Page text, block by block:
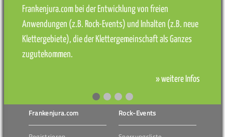
Frankenjura.com bei der Entwicklung von freien
Anwendungen (z.B. Rock-Events) und Inhalten (z.B. neue
Klettergebiete), die der Klettergemeinschaft als Ganzes
zugutekommen.
» weitere Infos
Frankenjura.com Rock-Events